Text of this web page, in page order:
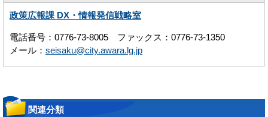
政策広報課 DX・情報発信戦略室
電話番号：0776-73-8005 ファックス：0776-73-1350
メール： seisaku@city.awara.lg.jp
関連分類